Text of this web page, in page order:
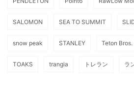
SALOMON SEA TO SUMMIT
snow peak STANLEY Teton Bros.
TOAKS trangia トレラン ラ